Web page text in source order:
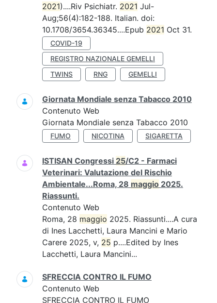
2021)....Riv Psichiatr. 2021 Jul-
Aug;56(4):182-188. Italian. doi:
10.1708/3654.36345....Epub 2021 Oct 31.
COVID-19
REGISTRO NAZIONALE GEMELLI
TWINS
RNG GEMELLI
Giornata Mondiale senza Tabacco 2010
Contenuto Web
Giornata Mondiale senza Tabacco 2010
FUMO NICOTINA SIGARETTA
ISTISAN Congressi 25/C2 - Farmaci
Veterinari: Valutazione del Rischio
Ambientale...Roma, 28 maggio 2025.
Riassunti.
Contenuto Web
Roma, 28 maggio 2025. Riassunti....A cura
di Ines Lacchetti, Laura Mancini e Mario
Carere 2025, v, 25 p....Edited by Ines
Lacchetti, Laura Mancini...
SFRECCIA CONTRO IL FUMO
Contenuto Web
SFRECCIA CONTRO IL FUMO